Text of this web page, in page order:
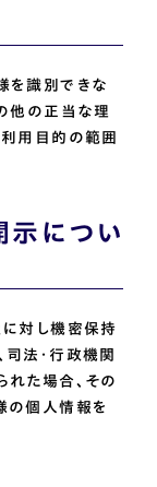
を識別できな
他の正当な理
用目的の範囲
示につい
対し機密保持
法・行政機関
た場合、その
の個人情報を